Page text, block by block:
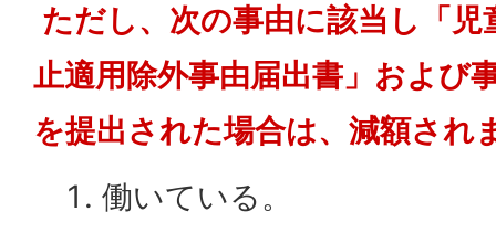
ただし、次の事由に該当し「児
止適用除外事由届出書」および
を提出された場合は、減額され
働いている。